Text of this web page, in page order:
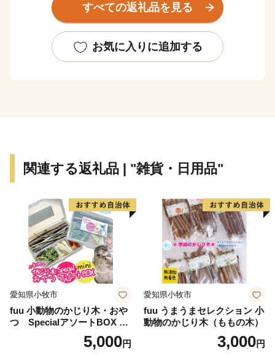
すべての返礼品を見る
お気に入りに追加する
関連する返礼品 | "雑貨・日用品"
愛知県小牧市
fuu 小動物のかじり木・おや
つ SpecialアソートBOX mi
5,000円
愛知県小牧市
fuu うまうまセレクション 小
動物のかじり木（ももの木）
3,000円